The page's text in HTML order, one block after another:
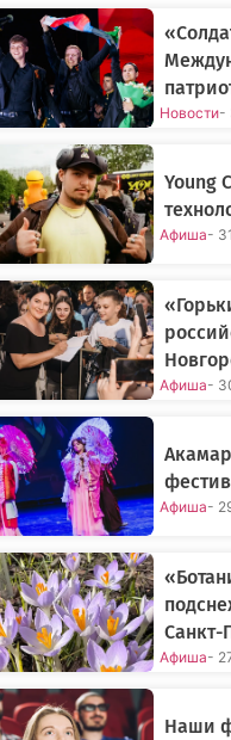
Новости-
Young
Афиша-
Афиша-
Афиша-
Санкт-
Афиша-
Наши